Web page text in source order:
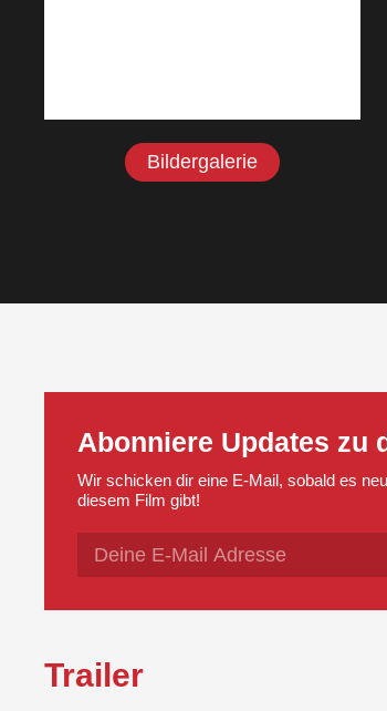
Bildergalerie
Abonniere Updates zu
Wir schicken dir eine E-Mail, sobald es
diesem Film gibt!
Trailer